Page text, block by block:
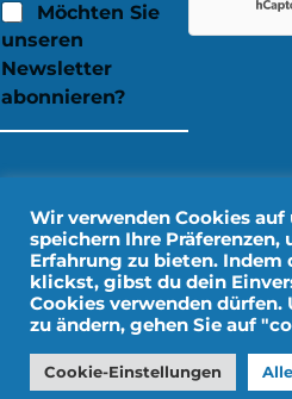
Möchten Sie
unseren
Newsletter
abonnieren?
Rechtliche
Persönliche
Gestaltung durch
Wir verwenden Cookies auf
speichern Ihre Präferenzen,
Erfahrung zu bieten. Indem
klickst, gibst du dein
Cookies verwenden
zu ändern, gehen Sie auf
Cookie-Einstellungen